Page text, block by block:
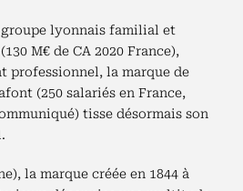
groupe lyonnais familial et
M€ de CA 2020 France),
professionnel, la marque de
(250 salariés en France,
tisse désormais son
la marque créée en 1844 à